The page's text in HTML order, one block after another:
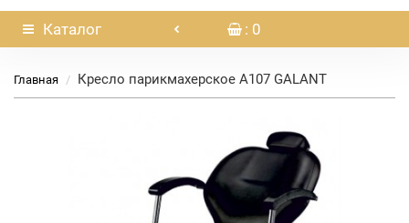
Каталог : 0
Главная Кресло парикмахерское А107 GALANT